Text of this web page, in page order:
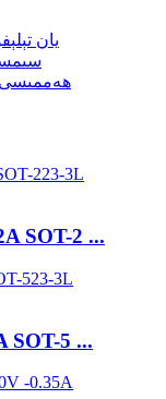
يان
ھەممىسى
SOT-2 ...
SOT-5 ...